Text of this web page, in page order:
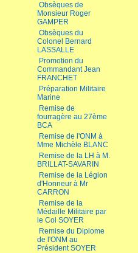
Obsèques de
Monsieur Roger
GAMPER
Obsèques du
Colonel Bernard
LASSALLE
Promotion du
Commandant Jean
FRANCHET
Préparation Militaire
Marine
Remise de
fourragère au 27ème
BCA
Remise de l'ONM à
Mme Michèle BLANC
Remise de la LH à M.
BRILLAT-SAVARIN
Remise de la Légion
d'Honneur à Mr
CARRON
Remise de la
Médaille Militaire par
le Col SOYER
Remise du Diplome
de l'ONM au
Président SOYER